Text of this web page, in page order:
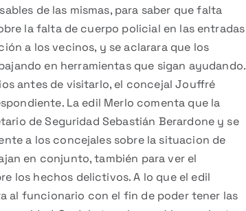
de las mismas, para saber que falta
la falta de cuerpo policial en las entradas
a los vecinos, y se aclarara que los
en herramientas que sigan ayudando.
antes de visitarlo, el concejal Jouffré
La edil Merlo comenta que la
de Seguridad Sebastián Berardone y se
a los concejales sobre la situacion de
en conjunto, también para ver el
los hechos delictivos. A lo que el edil
al funcionario con el fin de poder tener las